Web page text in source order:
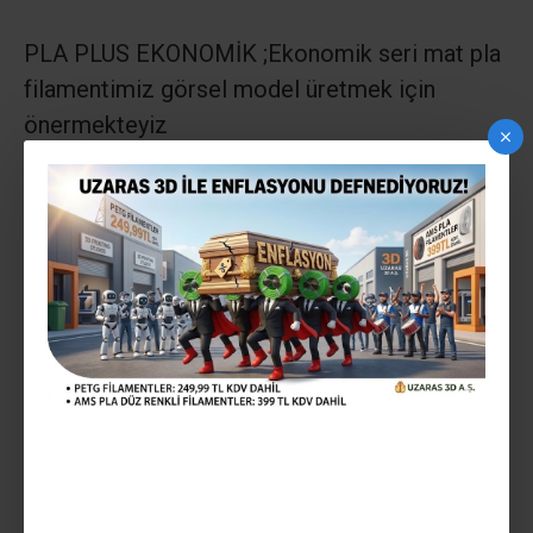
PLA PLUS EKONOMİK ;Ekonomik seri mat pla
filamentimiz görsel model üretmek için
önermekteyiz
GLİNT YARI PARLAK; Ekonomik seri parlak pla
filamentimiz görsel model üretmek için
önermekteyiz
GLİNT TAM PARLAK;lüx seri mekanik
mukavemeti yüksek çok parlak pla
filamentimiz makina parçası vb yüksek
daynıklılık gereken modeller için öneriyoruz